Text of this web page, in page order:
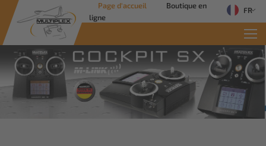
Page d'accueil
Boutique en
ligne
FR